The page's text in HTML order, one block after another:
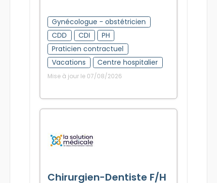
Gynécologue - obstétricien
CDD
CDI
PH
Praticien contractuel
Vacations
Centre hospitalier